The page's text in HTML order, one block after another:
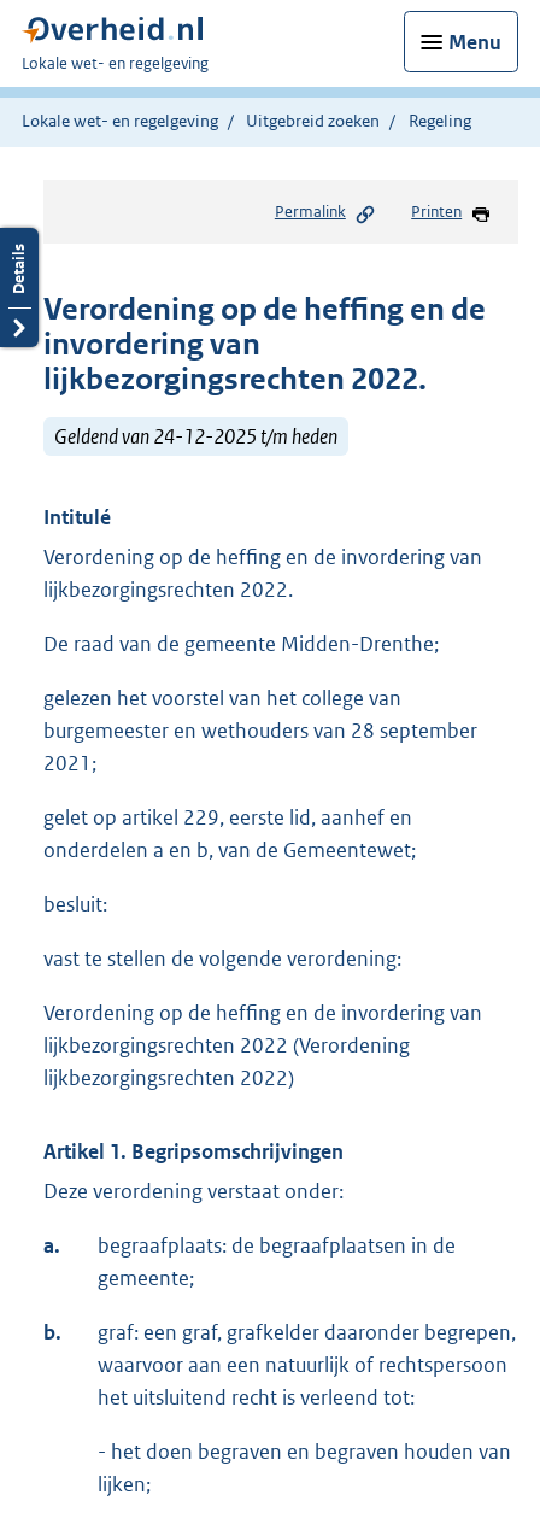
Menu
U
bent
hier:
Lokale wet- en regelgeving
Lokale wet- en regelgeving Uitgebreid zoeken Regeling
Permalink Printen
Verordening op de heffing en de
invordering van
lijkbezorgingsrechten 2022.
Geldend van 24-12-2025 t/m heden
Intitulé
Verordening op de heffing en de invordering van
lijkbezorgingsrechten 2022.
De raad van de gemeente Midden-Drenthe;
gelezen het voorstel van het college van
burgemeester en wethouders van 28 september
2021;
gelet op artikel 229, eerste lid, aanhef en
onderdelen a en b, van de Gemeentewet;
besluit:
vast te stellen de volgende verordening:
Verordening op de heffing en de invordering van
lijkbezorgingsrechten 2022 (Verordening
lijkbezorgingsrechten 2022)
Artikel 1. Begripsomschrijvingen
Deze verordening verstaat onder:
a.
begraafplaats: de begraafplaatsen in de
gemeente;
b.
graf: een graf, grafkelder daaronder begrepen,
waarvoor aan een natuurlijk of rechtspersoon
het uitsluitend recht is verleend tot:
- het doen begraven en begraven houden van
lijken;